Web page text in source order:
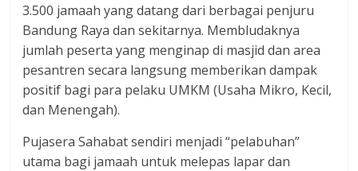
3.500 jamaah yang datang dari berbagai penjuru
Bandung Raya dan sekitarnya. Membludaknya
jumlah peserta yang menginap di masjid dan area
pesantren secara langsung memberikan dampak
positif bagi para pelaku UMKM (Usaha Mikro, Kecil,
dan Menengah).
Pujasera Sahabat sendiri menjadi “pelabuhan”
utama bagi jamaah untuk melepas lapar dan